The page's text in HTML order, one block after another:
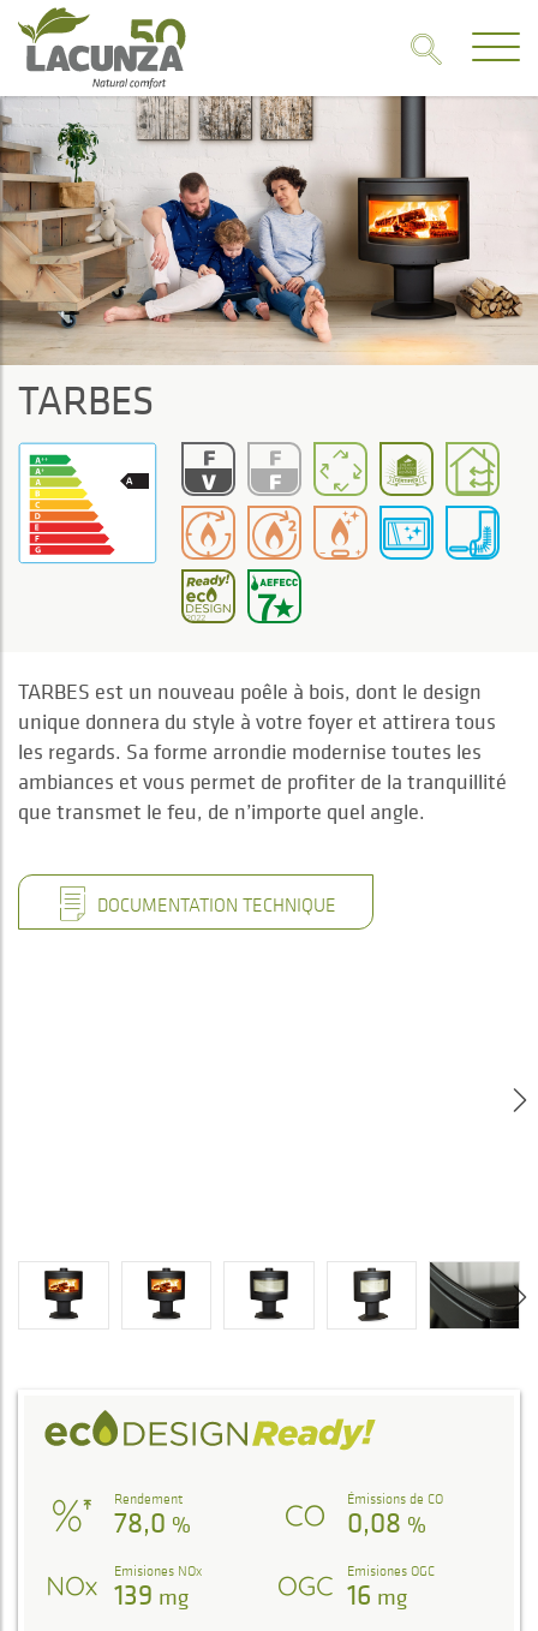
TARBES
TARBES est un nouveau poêle à bois, dont le design
unique donnera du style à votre foyer et attirera tous
les regards. Sa forme arrondie modernise toutes les
ambiances et vous permet de profiter de la tranquillité
que transmet le feu, de n’importe quel angle.
DOCUMENTATION TECHNIQUE
Rendement
78,0 %
Émissions de CO
0,08 %
Emisiones NOx
139 mg
Emisiones OGC
16 mg